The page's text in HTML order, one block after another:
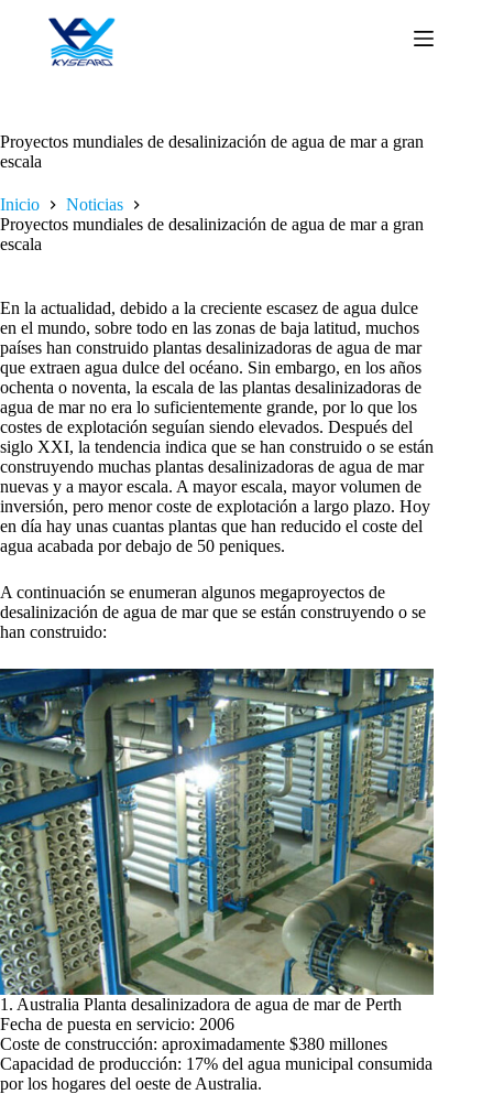
contenido
Proyectos mundiales de desalinización de agua de mar a gran
escala
Inicio
Noticias
Proyectos mundiales de desalinización de agua de mar a gran
escala
En la actualidad, debido a la creciente escasez de agua dulce
en el mundo, sobre todo en las zonas de baja latitud, muchos
países han construido plantas desalinizadoras de agua de mar
que extraen agua dulce del océano. Sin embargo, en los años
ochenta o noventa, la escala de las plantas desalinizadoras de
agua de mar no era lo suficientemente grande, por lo que los
costes de explotación seguían siendo elevados. Después del
siglo XXI, la tendencia indica que se han construido o se están
construyendo muchas plantas desalinizadoras de agua de mar
nuevas y a mayor escala. A mayor escala, mayor volumen de
inversión, pero menor coste de explotación a largo plazo. Hoy
en día hay unas cuantas plantas que han reducido el coste del
agua acabada por debajo de 50 peniques.
A continuación se enumeran algunos megaproyectos de
desalinización de agua de mar que se están construyendo o se
han construido:
1. Australia Planta desalinizadora de agua de mar de Perth
Fecha de puesta en servicio: 2006
Coste de construcción: aproximadamente $380 millones
Capacidad de producción: 17% del agua municipal consumida
por los hogares del oeste de Australia.